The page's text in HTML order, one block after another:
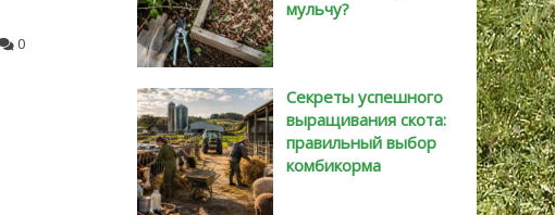
0
мульчу?
Секреты успешного
выращивания скота:
правильный выбор
комбикорма